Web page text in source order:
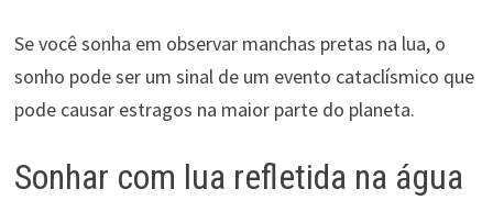
Se você sonha em observar manchas pretas na lua, o
sonho pode ser um sinal de um evento cataclísmico que
pode causar estragos na maior parte do planeta.
Sonhar com lua refletida na água